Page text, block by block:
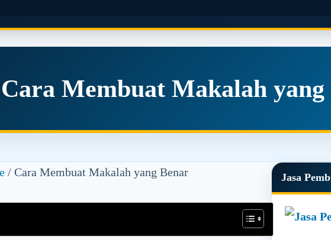
Cara Membuat Makalah yang
/Cara Membuat Makalah yang Benar
Sidebar
Jasa